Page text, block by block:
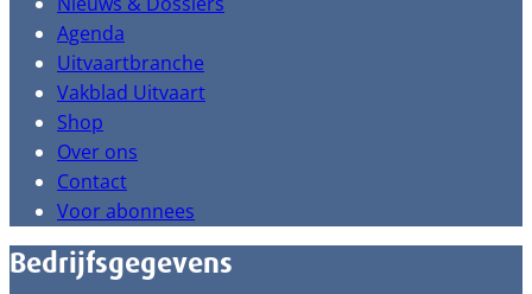
Agenda
Uitvaartbranche
Vakblad Uitvaart
Shop
Over ons
Contact
Voor abonnees
Bedrijfsgegevens